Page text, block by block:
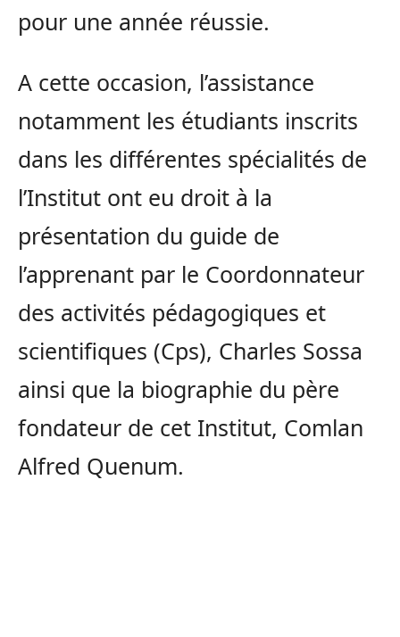
pour une année réussie.
A cette occasion, l’assistance
notamment les étudiants inscrits
dans les différentes spécialités de
l’Institut ont eu droit à la
présentation du guide de
l’apprenant par le Coordonnateur
des activités pédagogiques et
scientifiques (Cps), Charles Sossa
ainsi que la biographie du père
fondateur de cet Institut, Comlan
Alfred Quenum.